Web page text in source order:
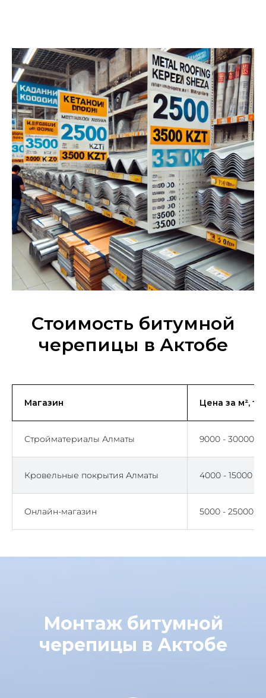
Стоимость битумной
черепицы в Актобе
Магазин Цена за м²,
Стройматериалы Алматы 9000 - 30000
Кровельные покрытия Алматы 4000 - 15000
Онлайн-магазин 5000 - 25000
Монтаж битумной
черепицы в Актобе